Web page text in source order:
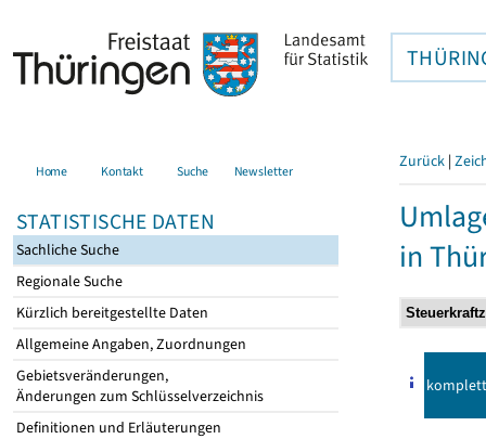
Home Kontakt Suche Newsletter
STATISTISCHE DATEN
Sachliche Suche
Regionale Suche
Kürzlich bereitgestellte Daten
Allgemeine Angaben, Zuordnungen
Gebietsveränderungen,
Änderungen zum Schlüsselverzeichnis
Definitionen und Erläuterungen
Zurück |
in
komplett